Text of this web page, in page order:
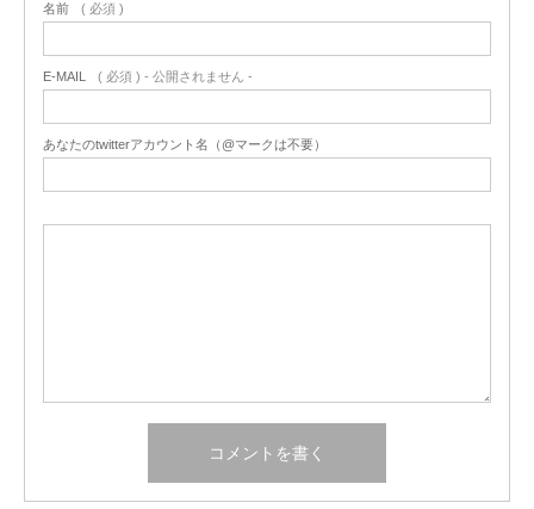
名前 ( 必須 )
E-MAIL ( 必須 ) - 公開されません -
あなたのtwitterアカウント名（@マークは不要）